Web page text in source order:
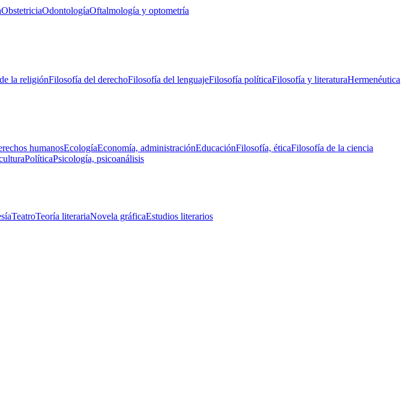
ObstetriciaOdontologíaOftalmología y optometría
la religiónFilosofía del derechoFilosofía del lenguajeFilosofía políticaFilosofía y literaturaHermenéutica
humanosEcologíaEconomía, administraciónEducaciónFilosofía, éticaFilosofía de la ciencia
PolíticaPsicología, psicoanálisis
TeatroTeoría literariaNovela gráficaEstudios literarios